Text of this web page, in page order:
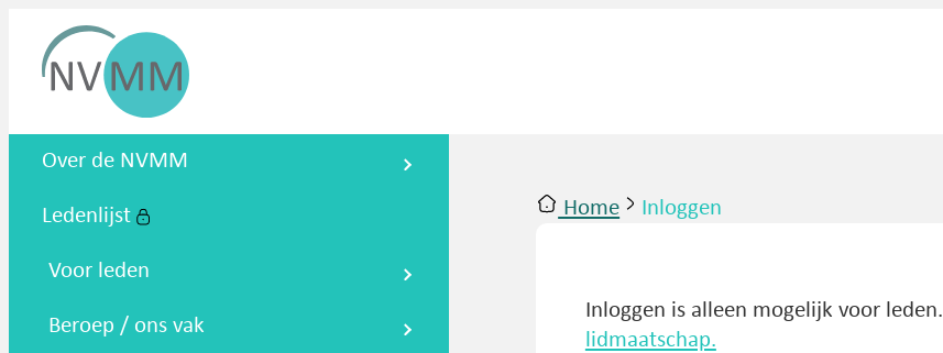
Nederlandse Vereniging voor
Over de NVMM
Ledenlijst
Voor leden
Beroep / ons vak
Home Inloggen
Inloggen is alleen mogelijk voor leden.
lidmaatschap.